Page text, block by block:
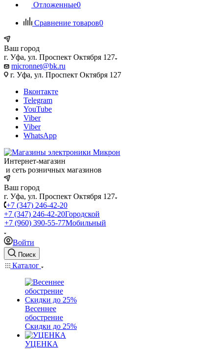
Отложенные0
Сравнение товаров0
Ваш город
г. Уфа, ул. Проспект Октября 127
micronnet@bk.ru
г. Уфа, ул. Проспект Октября 127
Вконтакте
Telegram
YouTube
Viber
Viber
WhatsApp
Интернет-магазин
и сеть розничных магазинов
Ваш город
г. Уфа, ул. Проспект Октября 127
+7 (347) 246-42-20
+7 (347) 246-42-20Городской
+7 (960) 390-55-77Мобильный
Войти
Поиск
Каталог
Весеннее
обострение
Скидки до 25%
УЦЕНКА